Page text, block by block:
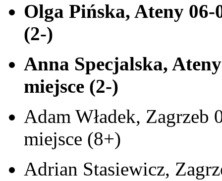
Olga Pińska, Ateny 06-
(2-)
Anna Specjalska,
miejsce (2-)
Adam Władek,
miejsce (8+)
Adrian Stasiewicz,